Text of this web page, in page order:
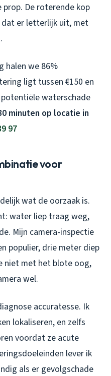
De roterende kop
er letterlijk uit, met
halen we 86%
ligt tussen €150 en
waterschade
minuten op locatie in
97
voor
wat de oorzaak is.
water liep traag weg,
Mijn camera-inspectie
populier, drie meter diep
niet met het blote oog,
wel.
accuratesse. Ik
lokaliseren, en zelfs
voordat ze acute
lever ik
als er gevolgschade